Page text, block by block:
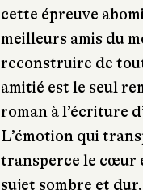
cette épreuve
meilleurs amis du
reconstruire de
amitié est le seul
roman à l’écriture
L’émotion qui
transperce le cœur
sujet sombre et